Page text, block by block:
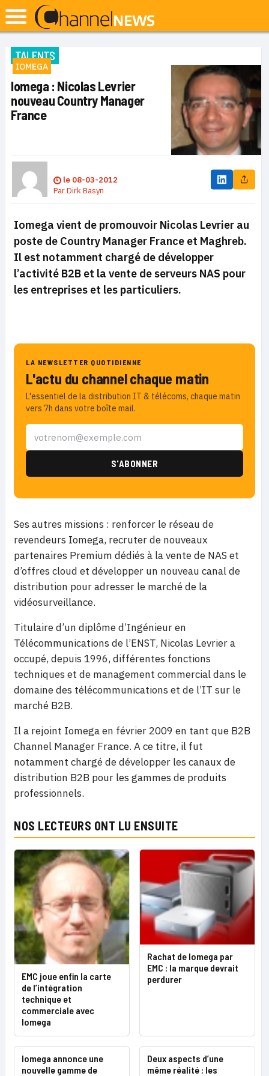
TALENTS
IOMEGA
Iomega : Nicolas Levrier
nouveau Country Manager
France
le 08-03-2012
ParDirk Basyn
Iomega vient de promouvoir Nicolas Levrier au
poste de Country Manager France et Maghreb.
Il est notamment chargé de développer
l’activité B2B et la vente de serveurs NAS pour
les entreprises et les particuliers.
LA NEWSLETTER QUOTIDIENNE
L'actu du channel chaque matin
L'essentiel de la distribution IT & télécoms, chaque matin
vers 7h dans votre boîte mail.
Ses autres missions : renforcer le réseau de
revendeurs Iomega, recruter de nouveaux
partenaires Premium dédiés à la vente de NAS et
d’offres cloud et développer un nouveau canal de
distribution pour adresser le marché de la
vidéosurveillance.
Titulaire d’un diplôme d’Ingénieur en
Télécommunications de l’ENST, Nicolas Levrier a
occupé, depuis 1996, différentes fonctions
techniques et de management commercial dans le
domaine des télécommunications et de l’IT sur le
marché B2B.
Il a rejoint Iomega en février 2009 en tant que B2B
Channel Manager France. A ce titre, il fut
notamment chargé de développer les canaux de
distribution B2B pour les gammes de produits
professionnels.
NOS LECTEURS ONT LU ENSUITE
EMC joue enfin la carte
de l’intégration
technique et
commerciale avec
Iomega
Rachat de Iomega par
EMC : la marque devrait
perdurer
Iomega annonce une
nouvelle gamme de
Deux aspects d’une
même réalité : les